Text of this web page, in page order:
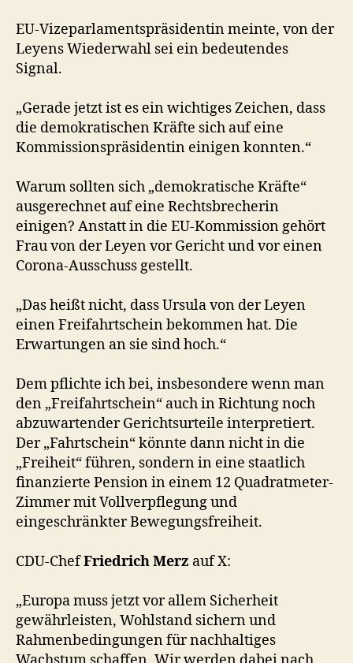
EU-Vizeparlamentspräsidentin meinte, von der
Leyens Wiederwahl sei ein bedeutendes
Signal.
„Gerade jetzt ist es ein wichtiges Zeichen, dass
die demokratischen Kräfte sich auf eine
Kommissionspräsidentin einigen konnten.“
Warum sollten sich „demokratische Kräfte“
ausgerechnet auf eine Rechtsbrecherin
einigen? Anstatt in die EU-Kommission gehört
Frau von der Leyen vor Gericht und vor einen
Corona-Ausschuss gestellt.
„Das heißt nicht, dass Ursula von der Leyen
einen Freifahrtschein bekommen hat. Die
Erwartungen an sie sind hoch.“
Dem pflichte ich bei, insbesondere wenn man
den „Freifahrtschein“ auch in Richtung noch
abzuwartender Gerichtsurteile interpretiert.
Der „Fahrtschein“ könnte dann nicht in die
„Freiheit“ führen, sondern in eine staatlich
finanzierte Pension in einem 12 Quadratmeter-
Zimmer mit Vollverpflegung und
eingeschränkter Bewegungsfreiheit.
CDU-ChefFriedrich Merz auf X:
„Europa muss jetzt vor allem Sicherheit
gewährleisten, Wohlstand sichern und
Rahmenbedingungen für nachhaltiges